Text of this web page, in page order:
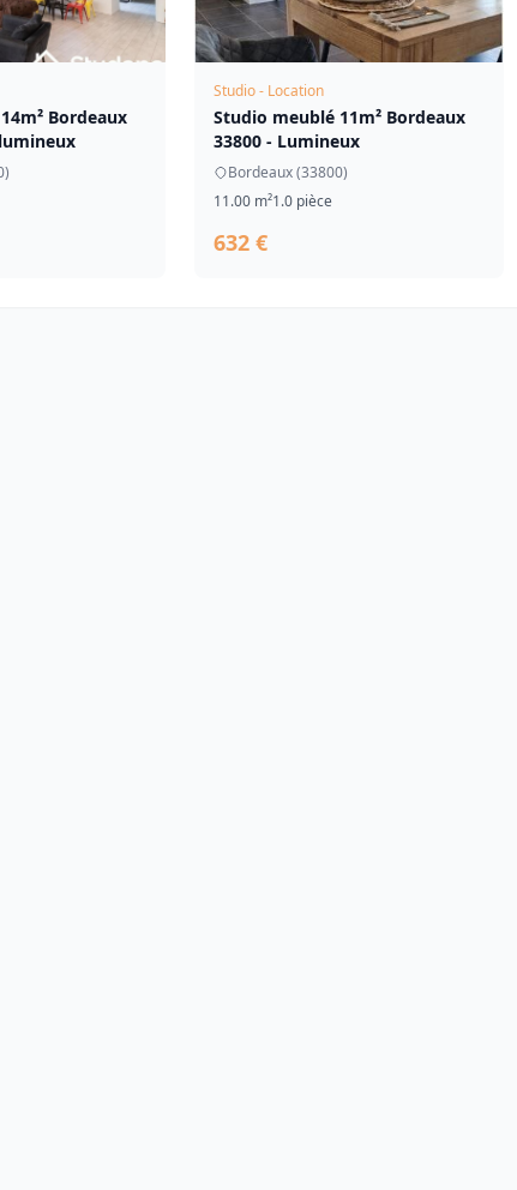
Bordeaux
Studio - Location
Studio meublé 11m² Bordeaux
33800 - Lumineux
Bordeaux (33800)
11.00 m²1.0 pièce
632 €